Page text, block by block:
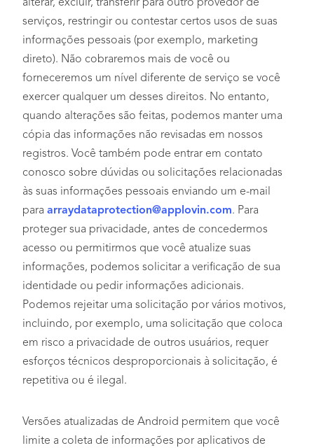
alterar, excluir, transferir para outro provedor de
serviços, restringir ou contestar certos usos de suas
informações pessoais (por exemplo, marketing
direto). Não cobraremos mais de você ou
forneceremos um nível diferente de serviço se você
exercer qualquer um desses direitos. No entanto,
quando alterações são feitas, podemos manter uma
cópia das informações não revisadas em nossos
registros. Você também pode entrar em contato
conosco sobre dúvidas ou solicitações relacionadas
às suas informações pessoais enviando um e-mail
para arraydataprotection@applovin.com. Para
proteger sua privacidade, antes de concedermos
acesso ou permitirmos que você atualize suas
informações, podemos solicitar a verificação de sua
identidade ou pedir informações adicionais.
Podemos rejeitar uma solicitação por vários motivos,
incluindo, por exemplo, uma solicitação que coloca
em risco a privacidade de outros usuários, requer
esforços técnicos desproporcionais à solicitação, é
repetitiva ou é ilegal.
Versões atualizadas de Android permitem que você
limite a coleta de informações por aplicativos de